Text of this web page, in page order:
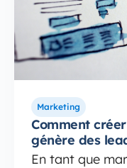
Marketing
Comment
génère des
En tant que